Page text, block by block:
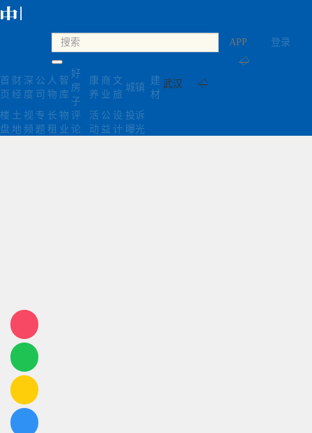
登录
APP
◇
武汉 ◇
首
页
财
经
深
度
公
司
人
物
智
库
好
房
子
康
养
商
业
文
旅
城镇
建
材
楼
盘
土
地
视
频
专
题
长
租
物
业
评
论
活
动
公
益
设
计
投诉
曝光